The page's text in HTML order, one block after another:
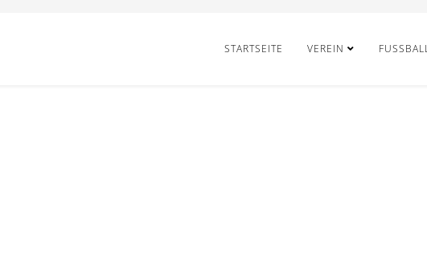
STARTSEITE VEREIN FUSSBALL